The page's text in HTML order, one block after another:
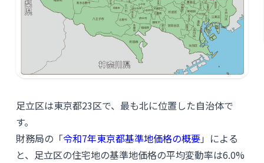
足立区は東京都23区で、最も北に位置した自治体で
す。
財務局の「令和7年東京都基準地価格の概要」による
と、足立区の住宅地の基準地価格の平均変動率は6.0%